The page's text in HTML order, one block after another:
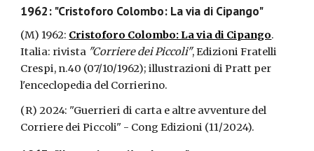
1962: "Cristoforo Colombo: La via di Cipango"
(M) 1962: Cristoforo Colombo: La via di Cipango.
Italia: rivista "Corriere dei Piccoli", Edizioni Fratelli
Crespi, n.40 (07/10/1962); illustrazioni di Pratt per
l'enceclopedia del Corrierino.
(R) 2024: "Guerrieri di carta e altre avventure del
Corriere dei Piccoli" - Cong Edizioni (11/2024).